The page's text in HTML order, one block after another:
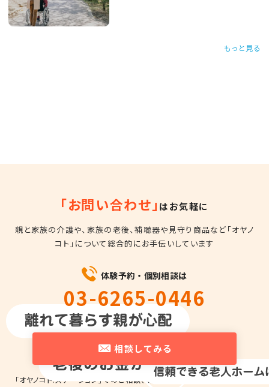
もっと見る
「お問い合わせ」 はお気軽に
親と家族の介護や、家族の老後、補聴器や見守り商品など「オヤノ
コト」について総合的にお手伝いしています
体験予約・個別相談は
03-6265-0446
平日10時～18時
相談してみる
「オヤノコト.ステーション」でのご相談、商品のお試しのため来店を希望